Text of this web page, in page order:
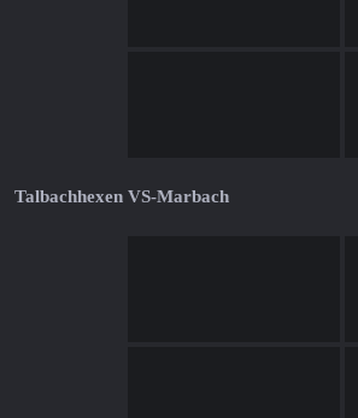
Talbachhexen VS-Marbach